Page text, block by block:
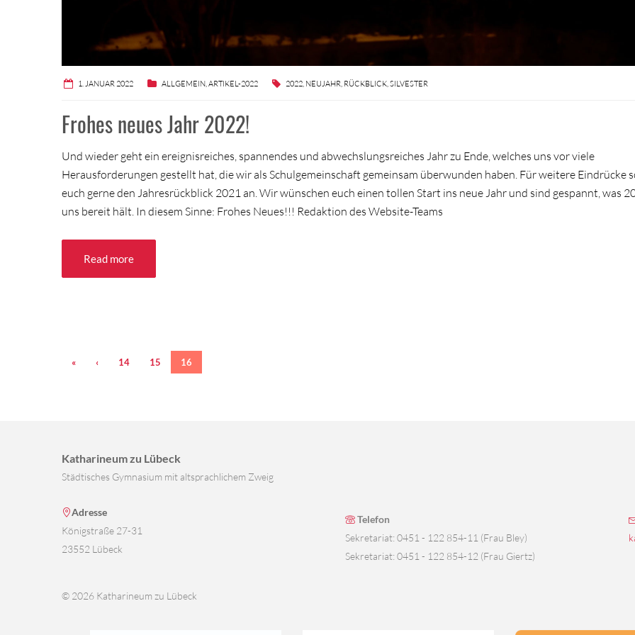
1. JANUAR 2022 ALLGEMEIN,ARTIKEL-2022 2022, NEUJAHR, RÜCKBLICK,SILVESTER
Frohes neues Jahr 2022!
Und wieder geht ein ereignisreiches, spannendes und abwechslungsreiches Jahr zu Ende, welches uns vor viele
Herausforderungen gestellt hat, die wir als Schulgemeinschaft gemeinsam überwunden haben. Für weitere Eindrücke
euch gerne den Jahresrückblick 2021 an. Wir wünschen euch einen tollen Start ins neue Jahr und sind gespannt, was
uns bereit hält. In diesem Sinne: Frohes Neues!!! Redaktion des Website-Teams
Read more
« ‹ 14 15 16
Katharineum zu Lübeck
Städtisches Gymnasium mit altsprachlichem Zweig
Adresse
Königstraße 27-31
23552 Lübeck
Telefon
Sekretariat: 0451 - 122 854-11 (Frau Bley)
Sekretariat: 0451 - 122 854-12 (Frau Giertz)
© 2026 Katharineum zu Lübeck